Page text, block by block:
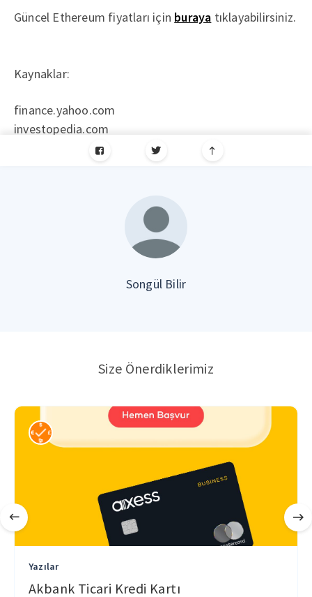
Güncel Ethereum fiyatları için buraya tıklayabilirsiniz.
Kaynaklar:
finance.yahoo.com
investopedia.com
Songül Bilir
Size Önerdiklerimiz
Yazılar
Akbank Ticari Kredi Kartı